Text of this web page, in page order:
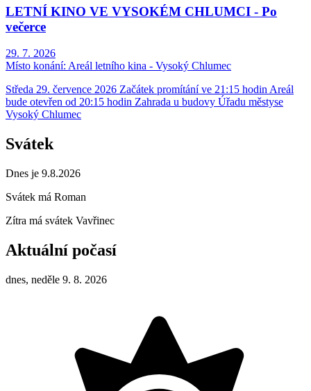
LETNÍ KINO VE VYSOKÉM CHLUMCI - Po
večerce
29. 7. 2026
Místo konání: Areál letního kina - Vysoký Chlumec
Středa 29. července 2026 Začátek promítání ve 21:15 hodin Areál
bude otevřen od 20:15 hodin Zahrada u budovy Úřadu městyse
Vysoký Chlumec
Svátek
Dnes je 9.8.2026
Svátek má Roman
Zítra má svátek Vavřinec
Aktuální počasí
dnes, neděle 9. 8. 2026